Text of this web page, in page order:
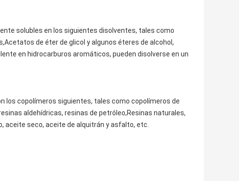
solubles en los siguientes disolventes, tales como
de éter de glicol y algunos éteres de alcohol,
en hidrocarburos aromáticos, pueden disolverse en un
los copolímeros siguientes, tales como copolímeros de
aldehídricas, resinas de petróleo,Resinas naturales,
aceite seco, aceite de alquitrán y asfalto, etc.